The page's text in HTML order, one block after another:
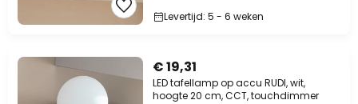
Levertijd: 5 - 6 weken
€ 19,31
LED tafellamp op accu RUDI, wit,
hoogte 20 cm, CCT, touchdimmer